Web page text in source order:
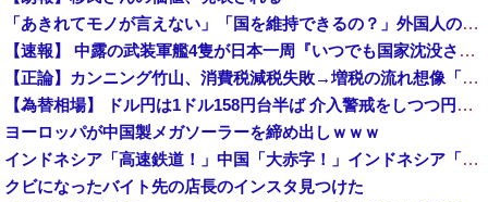
「あきれてモノが言えない」「国を維持できるの？」外国人の永住許可要件の厳格化で在日中国人の本音は？
【速報】 中露の武装軍艦4隻が日本一周『いつでも国家沈没させられるぞ』
【正論】カンニング竹山、消費税減税失敗→増税の流れ想像「次誰が総理やりたいと思います？」
【為替相場】 ドル円は1ドル158円台半ば 介入警戒をしつつ円売りが続行
ヨーロッパが中国製メガソーラーを締め出しｗｗｗ
インドネシア「高速鉄道！」中国「大赤字！」インドネシア「運営会社の株式購入！（負債対策」中国「はい（巨額負債」インドネシア「700km延伸計画！（実質中止」→
クビになったバイト先の店長のインスタ見つけた